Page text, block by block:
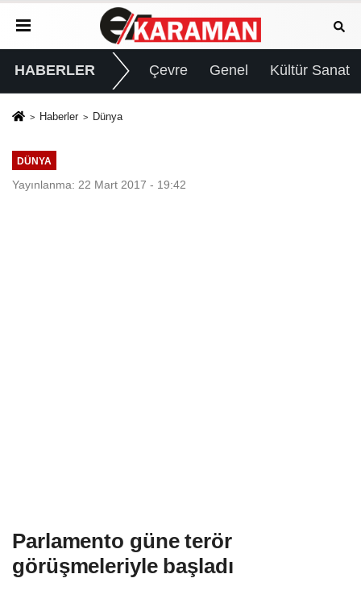
HABERLER Çevre Genel Kültür Sanat
Haberler Dünya
DÜNYA
Yayınlanma: 22 Mart 2017 - 19:42
Parlamento güne terör
görüşmeleriyle başladı